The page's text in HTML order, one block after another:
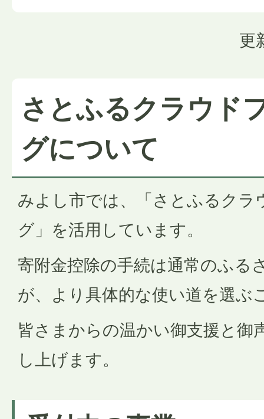
更
さとふるクラウド
グについて
みよし市では、「さとふるクラ
グ」を活用しています。
寄附金控除の手続は通常のふる
が、より具体的な使い道を選ぶ
皆さまからの温かい御支援と御
し上げます。